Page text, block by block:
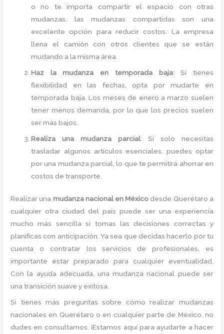
o no te importa compartir el espacio con otras
mudanzas, las mudanzas compartidas son una
excelente opción para reducir costos. La empresa
llena el camión con otros clientes que se están
mudando a la misma área.
Haz la mudanza en temporada baja: Si tienes
flexibilidad en las fechas, opta por mudarte en
temporada baja. Los meses de enero a marzo suelen
tener menos demanda, por lo que los precios suelen
ser más bajos.
Realiza una mudanza parcial: Si solo necesitas
trasladar algunos artículos esenciales, puedes optar
por una mudanza parcial, lo que te permitirá ahorrar en
costos de transporte.
Realizar una mudanza nacional en México desde Querétaro a
cualquier otra ciudad del país puede ser una experiencia
mucho más sencilla si tomas las decisiones correctas y
planificas con anticipación. Ya sea que decidas hacerlo por tu
cuenta o contratar los servicios de profesionales, es
importante estar preparado para cualquier eventualidad.
Con la ayuda adecuada, una mudanza nacional puede ser
una transición suave y exitosa.
Si tienes más preguntas sobre cómo realizar mudanzas
nacionales en Querétaro o en cualquier parte de México, no
dudes en consultarnos. ¡Estamos aquí para ayudarte a hacer